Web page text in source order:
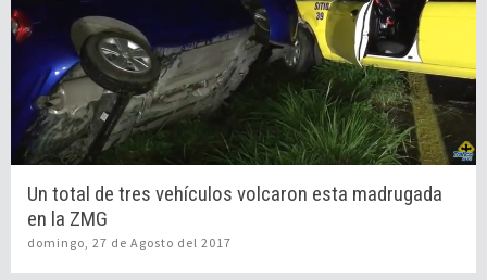
Un total de tres vehículos volcaron esta madrugada
en la ZMG
domingo, 27 de Agosto del 2017